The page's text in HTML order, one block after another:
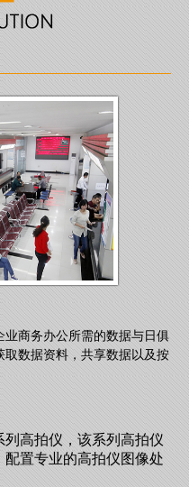
业商务办公所需的数据与日俱
数据资料，共享数据以及按
高拍仪，该系列高拍仪
置专业的高拍仪图像处